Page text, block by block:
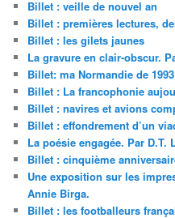
Billet : veille de nouvel an
Billet : premières lectures,
Billet : les gilets jaunes
La gravure en clair-obscur.
Billet: ma Normandie de
Billet : La francophonie
Billet : navires et avions
Billet : effondrement d’un
La poésie engagée. Par D.T.
Billet : cinquième
Une exposition sur les
Annie Birga.
Billet : les footballeurs